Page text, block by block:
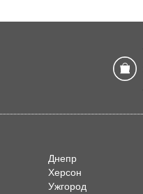
Днепр
Херсон
Ужгород